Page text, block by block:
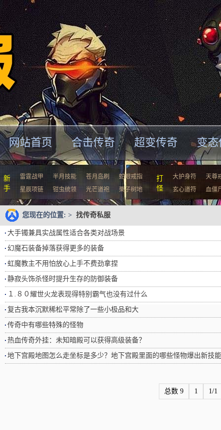
网站首页 合击传奇 超变传奇 变
新
手
雷霆战甲 半月技能 苍月岛刷
蛇眼戒指
星辰项链
钳虫统领 光芒道袍 栗子树地
打
怪
大护身符
天尊
玄心道符
血僵
您现在的位置: > 找传奇私服
大手镯兼具实战属性适合各类对战场景
幻魔石装备掉落获得更多的装备
虹魔教主不用怕放心上手不费劲拿捏
静寂头饰杀怪时提升生存的防御装备
１.８０耀世火龙表现得特别霸气也没有过什么
复古我本沉默稀松平常除了一些小极品和大
传奇中有哪些特殊的怪物
热血传奇外挂：未知暗殿可以获得高级装备？
地下宫殿地图怎么走坐标是多少？地下宫殿里面的哪些怪物爆出新技
总数 9 1 1/1